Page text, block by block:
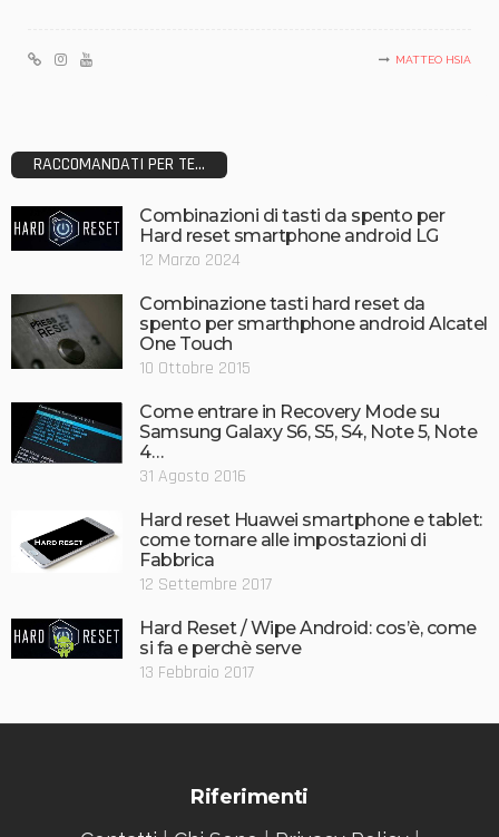
MATTEO HSIA
RACCOMANDATI PER TE...
Combinazioni di tasti da spento per
Hard reset smartphone android LG
12 Marzo 2024
Combinazione tasti hard reset da
spento per smarthphone android Alcatel
One Touch
10 Ottobre 2015
Come entrare in Recovery Mode su
Samsung Galaxy S6, S5, S4, Note 5, Note
4…
31 Agosto 2016
Hard reset Huawei smartphone e tablet:
come tornare alle impostazioni di
Fabbrica
12 Settembre 2017
Hard Reset / Wipe Android: cos’è, come
si fa e perchè serve
13 Febbraio 2017
Riferimenti